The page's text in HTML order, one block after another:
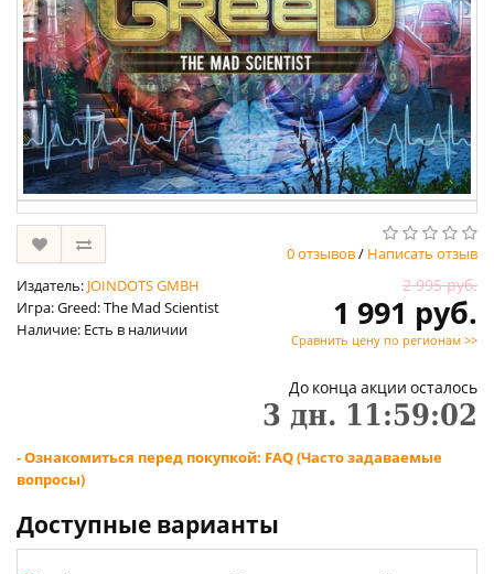
0 отзывов/ Написать отзыв
Издатель: JOINDOTS GMBH
Игра: Greed: The Mad Scientist
Наличие: Есть в наличии
2 995 руб.
1 991 руб.
Сравнить цену по регионам >>
До конца акции осталось
3 дн. 11:59:02
- Ознакомиться перед покупкой: FAQ (Часто задаваемые
вопросы)
Доступные варианты